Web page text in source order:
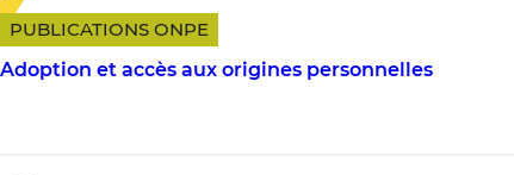
PUBLICATIONS ONPE
Adoption et accès aux origines personnelles